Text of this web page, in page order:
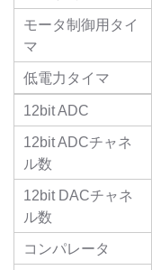
モータ制御用タイ
マ
低電力タイマ
12bit ADC
12bit ADCチャネ
ル数
12bit DACチャネ
ル数
コンパレータ